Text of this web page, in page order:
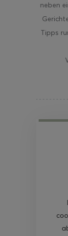
neben
Tipps